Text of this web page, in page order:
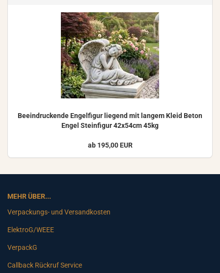
Be­ein­dru­cken­de En­gel­fi­gur lie­gend mit lan­gem Kleid Beton
Engel Stein­fi­gur 42x54cm 45kg
ab 195,00 EUR
MEHR ÜBER...
Verpackungs- und Versandkosten
ElektroG/WEEE
VerpackG
Callback Rückruf Service